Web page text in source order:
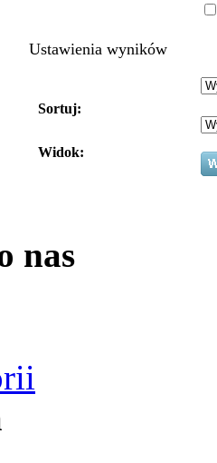
Ustawienia wyników
Sortuj:
Widok:
nas